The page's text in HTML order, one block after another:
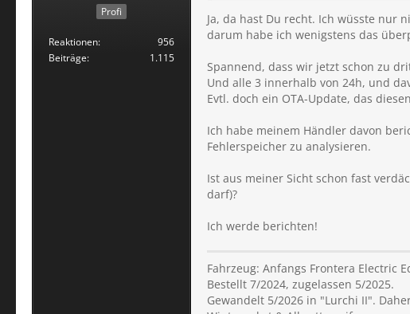
Profi
Reaktionen
956
Beiträge
1.115
Ja, da hast Du recht. Ich wüsste nur
darum habe ich wenigstens das
Spannend, dass wir jetzt schon zu
Und alle 3 innerhalb von 24h, und
Evtl. doch ein OTA-Update, das
Ich habe meinem Händler davon
Fehlerspeicher zu analysieren.
Ist aus meiner Sicht schon fast
darf)?
Ich werde berichten!
Fahrzeug: Anfangs Frontera Electric
Bestellt 7/2024, zugelassen 5/2025.
Gewandelt 5/2026 in "Lurchi II".